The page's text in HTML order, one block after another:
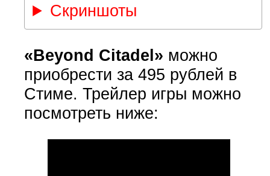
Скриншоты
«Beyond Citadel» можно
приобрести за 495 рублей в
Стиме. Трейлер игры можно
посмотреть ниже: